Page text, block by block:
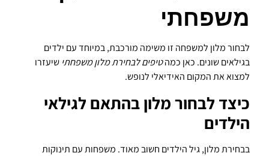
משפחתי
לבחור מלון למשפחה זו משימה מורכבת, במיוחד עם ילדים
בגילאים שונים. כאן כמהטיפים לבחירת מלון משפחתי שיעזרו
למצוא את המקום האידיאלי לנופש.
כיצד לבחור מלון בהתאם לגילאי
הילדים
בבחירת מלון, גיל הילדים חשוב מאוד. משפחות עם תינוקות